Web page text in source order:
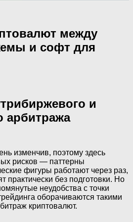
между
и софт для
и
арбитража
изменчив, поэтому здесь
рисков — паттерны
фигуры работают через раз,
практически без подготовки. Но
неудобства с точки
оборачиваются такими
криптовалют.